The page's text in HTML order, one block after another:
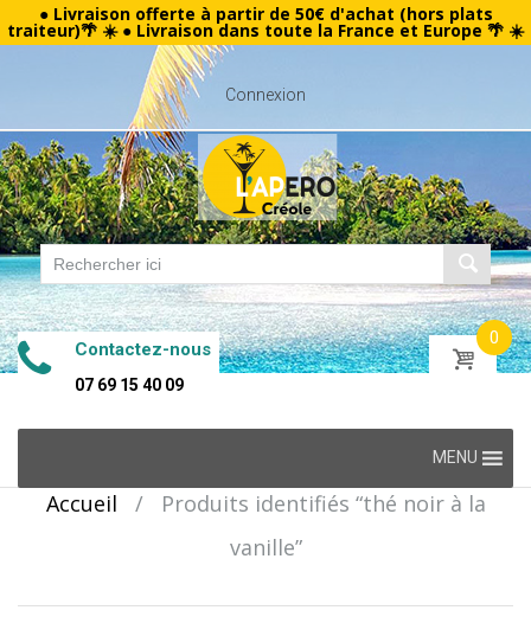
● Livraison offerte à partir de 50€ d'achat (hors plats
traiteur)🌴 ☀️ ● Livraison dans toute la France et Europe 🌴 ☀️
Connexion
Contactez-nous
07 69 15 40 09
0
content
MENU
Accueil /
Produits identifiés “thé noir à la
vanille”